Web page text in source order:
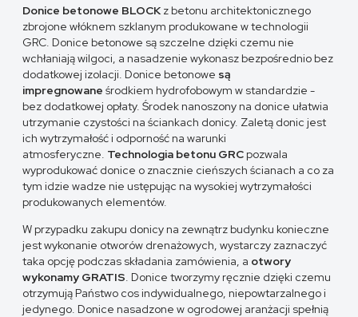
Donice betonowe BLOCK z betonu architektonicznego
zbrojone włóknem szklanym produkowane w technologii
GRC. Donice betonowe są szczelne dzięki czemu nie
wchłaniają wilgoci, a nasadzenie wykonasz bezpośrednio bez
dodatkowej izolacji. Donice betonowe są
impregnowane środkiem hydrofobowym w standardzie -
bez dodatkowej opłaty. Środek nanoszony na donice ułatwia
utrzymanie czystości na ściankach donicy. Zaletą donic jest
ich wytrzymałość i odporność na warunki
atmosferyczne. Technologia betonu GRC pozwala
wyprodukować donice o znacznie cieńszych ścianach a co za
tym idzie wadze nie ustępując na wysokiej wytrzymałości
produkowanych elementów.
W przypadku zakupu donicy na zewnątrz budynku konieczne
jest wykonanie otworów drenażowych, wystarczy zaznaczyć
taka opcję podczas składania zamówienia, a otwory
wykonamy GRATIS. Donice tworzymy ręcznie dzięki czemu
otrzymują Państwo cos indywidualnego, niepowtarzalnego i
jedynego. Donice nasadzone w ogrodowej aranżacji spełnią